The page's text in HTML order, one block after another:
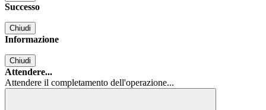
Successo
Chiudi
Informazione
Chiudi
Attendere...
Attendere il completamento dell'operazione...